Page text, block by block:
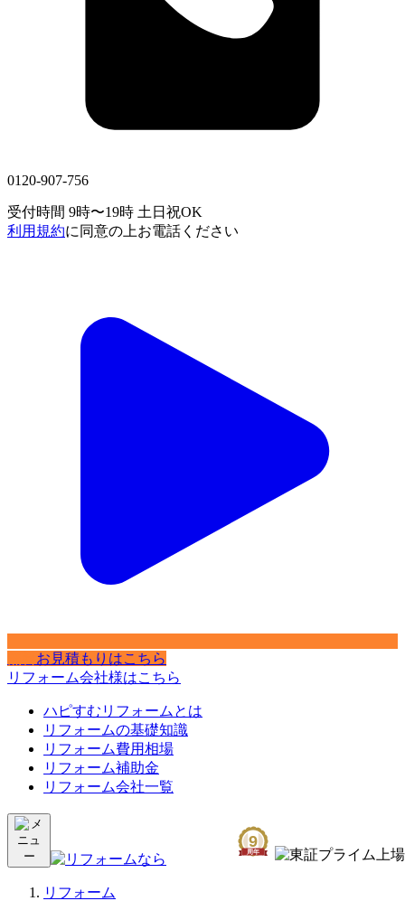
0120-907-756
受付時間 9時〜19時 土日祝OK
利用規約に同意の上お電話ください
お見積もりはこちら
リフォーム会社様はこちら
ハピすむリフォームとは
リフォームの基礎知識
リフォーム費用相場
リフォーム補助金
リフォーム会社一覧
リフォーム